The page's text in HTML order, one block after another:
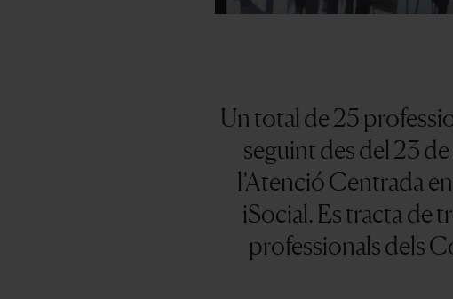
Un total de 25
seguint des del 23
l’Atenció Centrada
iSocial. Es tracta de
professionals dels